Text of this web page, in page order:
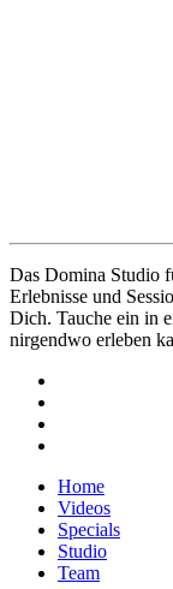
Das Domina Studio
Erlebnisse und
Dich. Tauche ein in
nirgendwo erleben
Home
Videos
Specials
Studio
Team